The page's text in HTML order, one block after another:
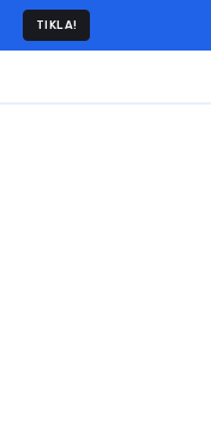
TIKLA!